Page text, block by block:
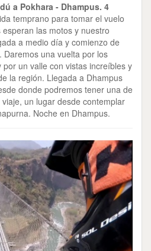
a Pokhara - Dhampus. 4
temprano para tomar el vuelo
las motos y nuestro
a medio día y comienzo de
Daremos una vuelta por los
un valle con vistas increíbles y
la región. Llegada a Dhampus
donde podremos tener una de
un lugar desde contemplar
Noche en Dhampus.